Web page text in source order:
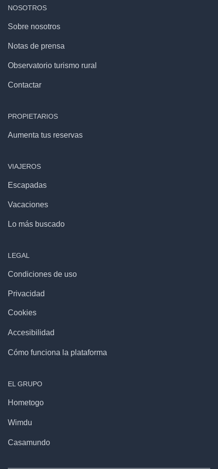
NOSOTROS
Sobre nosotros
Notas de prensa
Observatorio turismo rural
Contactar
PROPIETARIOS
Aumenta tus reservas
VIAJEROS
Escapadas
Vacaciones
Lo más buscado
LEGAL
Condiciones de uso
Privacidad
Cookies
Accesibilidad
Cómo funciona la plataforma
EL GRUPO
Hometogo
Wimdu
Casamundo